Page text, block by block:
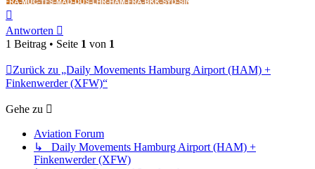
oben
Antworten
1 Beitrag • Seite 1 von 1
Zurück zu „Daily Movements Hamburg Airport (HAM) +
Finkenwerder (XFW)“
Gehe zu
Aviation Forum
↳ Daily Movements Hamburg Airport (HAM) +
Finkenwerder (XFW)